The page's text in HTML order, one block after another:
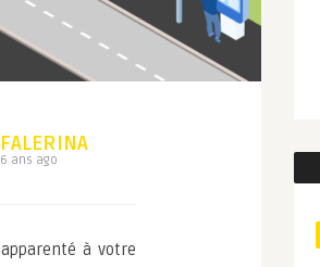
FALERINA
6 ans ago
à votre